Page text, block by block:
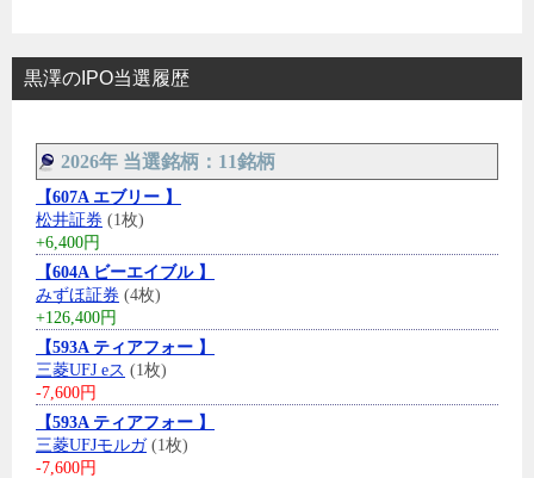
黒澤のIPO当選履歴
2026年 当選銘柄：11銘柄
【607A エブリー 】
松井証券 (1枚)
+6,400円
【604A ビーエイブル 】
みずほ証券 (4枚)
+126,400円
【593A ティアフォー 】
三菱UFJ eス (1枚)
-7,600円
【593A ティアフォー 】
三菱UFJモルガ(1枚)
-7,600円